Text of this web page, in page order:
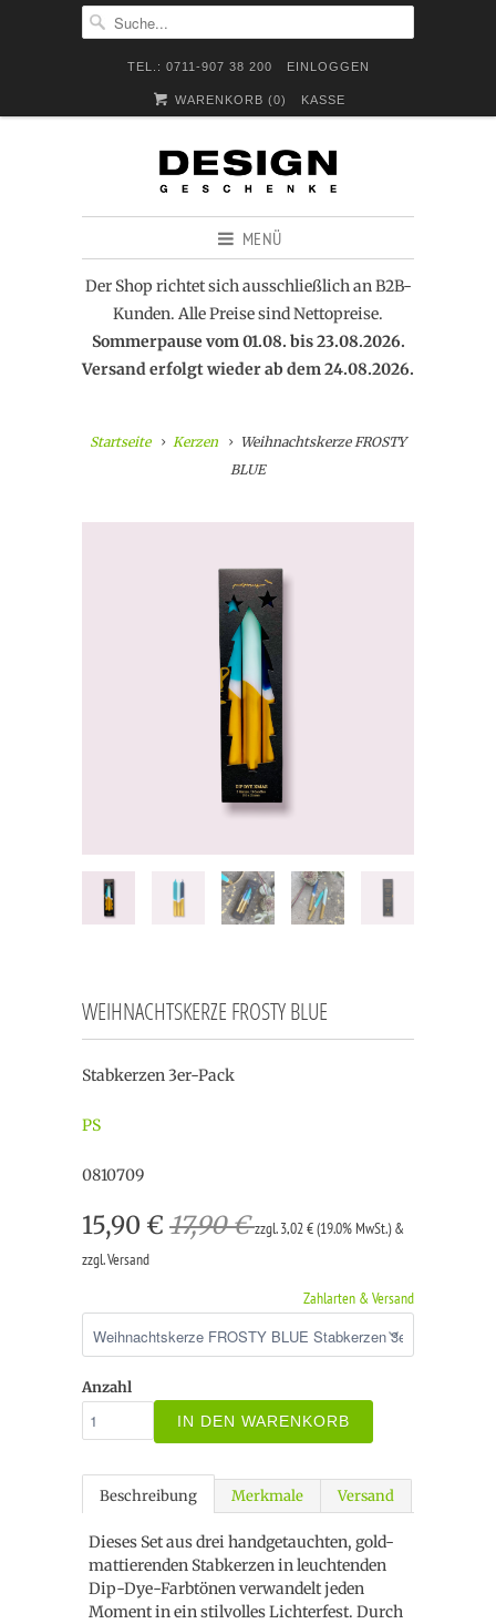
TEL.: 0711-907 38 200 EINLOGGEN
WARENKORB (0) KASSE
MENÜ
Der Shop richtet sich ausschließlich an B2B-
Kunden. Alle Preise sind Nettopreise.
Sommerpause vom 01.08. bis 23.08.2026.
Versand erfolgt wieder ab dem 24.08.2026.
Startseite Kerzen
Weihnachtskerze FROSTY
BLUE
WEIHNACHTSKERZE FROSTY BLUE
Stabkerzen 3er-Pack
PS
0810709
15,90 € 17,90 €zzgl. 3,02 € (19.0% MwSt.) &
zzgl. Versand
Zahlarten & Versand
Anzahl
IN DEN WARENKORB
Beschreibung Merkmale Versand
Dieses Set aus drei handgetauchten, gold-
mattierenden Stabkerzen in leuchtenden
Dip-Dye-Farbtönen verwandelt jeden
Moment in ein stilvolles Lichterfest. Durch